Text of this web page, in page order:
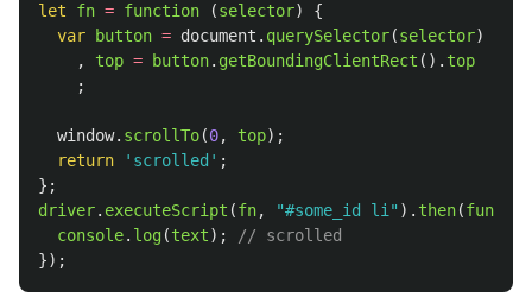
let
fn = function (selector)
{
var
button = document . querySelector(selector)
,
top = button. getBoundingClientRect (). top
;
window. scrollTo(0, top);
return
' scrolled ' ;
};
driver. executeScript (fn, "#some_id li " ). then(
console. log(text);
// scrolled
});